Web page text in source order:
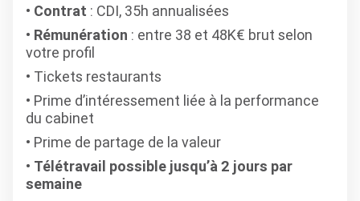
Contrat : CDI, 35h annualisées
Rémunération : entre 38 et 48K€ brut selon
votre profil
Tickets restaurants
Prime d’intéressement liée à la performance
du cabinet
Prime de partage de la valeur
Télétravail possible jusqu’à 2 jours par
semaine